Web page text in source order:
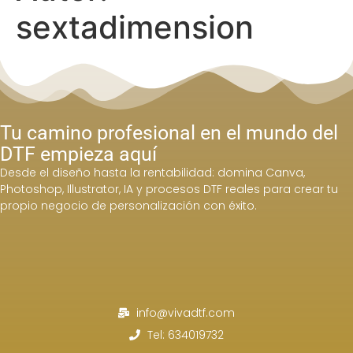
sextadimension
Tu camino profesional en el mundo del
DTF empieza aquí
Desde el diseño hasta la rentabilidad: domina Canva,
Photoshop, Illustrator, IA y procesos DTF reales para crear tu
propio negocio de personalización con éxito.
info@vivadtf.com
Tel: 634019732